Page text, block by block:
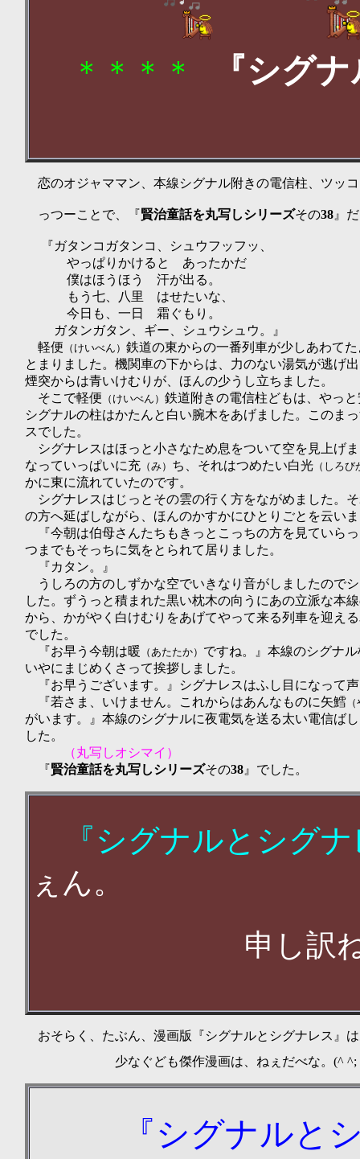
＊＊＊＊ 『シグ
恋のオジャママン、本線シグナル附きの電信柱、ツッ
っつーことで、『賢治童話を丸写しシリーズその38 』
『ガタンコガタンコ、シュウフッフッ、
やっぱりかけると あったかだ
僕はほうほう 汗が出る。
もう七、八里 はせたいな、
今日も、一日 霜ぐもり。
ガタンガタン、ギー、シュウシュウ。』
軽便 （けいべん） 鉄道の東からの一番列車が少しあわて
とまりました。機関車の下からは、力のない湯気が逃げ
煙突からは青いけむりが、ほんの少うし立ちました。
そこで軽便 （けいべん） 鉄道附きの電信柱どもは、やっ
シグナルの柱はかたんと白い腕木をあげました。このま
スでした。
シグナレスはほっと小さなため息をついて空を見上げ
なっていっぱいに充 （み） ち、それはつめたい白光 （しろ
かに東に流れていたのです。
シグナレスはじっとその雲の行く方をながめました。
の方へ延ばしながら、ほんのかすかにひとりごとを云い
『今朝は伯母さんたちもきっとこっちの方を見ていら
つまでもそっちに気をとられて居りました。
『カタン。』
うしろの方のしずかな空でいきなり音がしましたので
した。ずうっと積まれた黒い枕木の向うにあの立派な本
から、かがやく白けむりをあげてやって来る列車を迎え
でした。
『お早う今朝は暖 （あたたか） ですね。』本線のシグナ
いやにまじめくさって挨拶しました。
『お早うございます。』シグナレスはふし目になって
『若さま、いけません。これからはあんなものに矢鱈
がいます。』本線のシグナルに夜電気を送る太い電信ば
した。
（丸写しオシマイ）
『賢治童話を丸写しシリーズその38 』でした。
『シグナルとシグ
ぇん。
申し訳ねぇ
おそらく、たぶん、漫画版『シグナルとシグナレス』
少なぐども傑作漫画は、ねぇだべな。 (^ ^;
『シグナルと